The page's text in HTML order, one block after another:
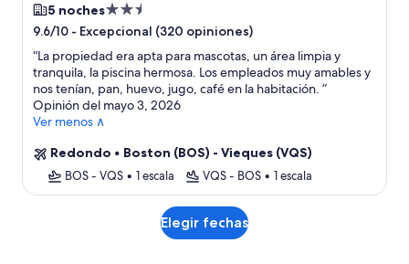
5 nochesPropiedad
de
2.5
estrellas
9.6/10 - Excepcional (320 opiniones)
“La propiedad era apta para mascotas, un área limpia y
tranquila, la piscina hermosa. Los empleados muy amables y
nos tenían, pan, huevo, jugo, café en la habitación. ”
Opinión del mayo 3, 2026
Ver menos ∧
Redondo • Boston (BOS) - Vieques (VQS)
BOS - VQS • 1 escala VQS - BOS • 1 escala
Elegir fechas